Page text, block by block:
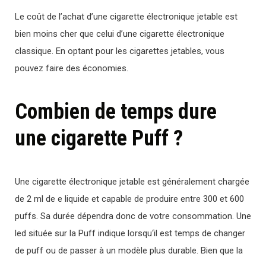
Le coût de l’achat d’une cigarette électronique jetable est
bien moins cher que celui d’une cigarette électronique
classique. En optant pour les cigarettes jetables, vous
pouvez faire des économies.
Combien de temps dure
une cigarette Puff ?
Une cigarette électronique jetable est généralement chargée
de 2 ml de e liquide et capable de produire entre 300 et 600
puffs. Sa durée dépendra donc de votre consommation. Une
led située sur la Puff indique lorsqu‘il est temps de changer
de puff ou de passer à un modèle plus durable. Bien que la